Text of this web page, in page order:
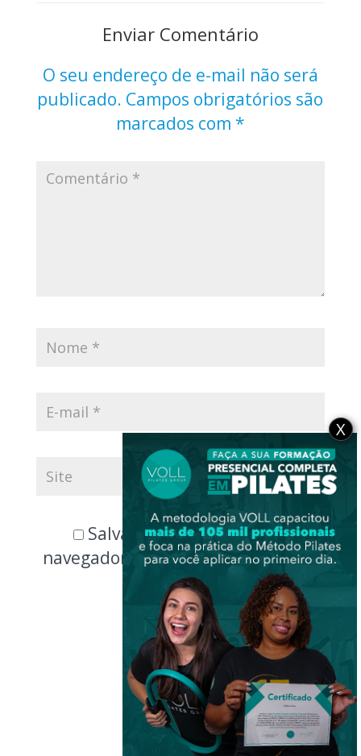
Enviar Comentário
O seu endereço de e-mail não será
publicado. Campos obrigatórios são
marcados com *
Salvar meus dados neste
navegador para a próxima vez que
eu comentar.
X